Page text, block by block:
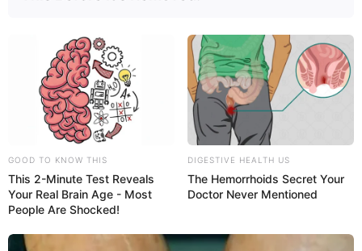
Sin embargo, luego del procedimiento el malestar
abdominal podrá permanecer entre 5 a 7 días, motivo
por el cual el médico podría indicar la ingesta de
analgésicos como el ibuprofeno para aliviar los
GOOD TO KNOW THIS
This 2-Minute Test Reveals
Your Real Brain Age - Most
People Are Shocked!
DIGESTIVE HEALTH US
The Hemorrhoids Secret Your
Doctor Never Mentioned